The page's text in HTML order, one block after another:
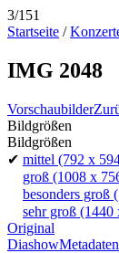
3/151
Startseite /
IMG 2048
Vorschaubilder
Bildgrößen
Bildgrößen
✔ mittel (792 x
groß (1008 x
besonders groß
sehr groß (1440
Original
Diashow